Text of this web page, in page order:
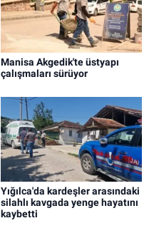
Manisa Akgedik'te üstyapı
çalışmaları sürüyor
Yığılca'da kardeşler arasındaki
silahlı kavgada yenge hayatını
kaybetti